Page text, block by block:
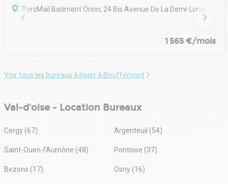
ParcMail Batiment Orion, 24 Bis Avenue De La Demi-Lune, 95700 Roissy-en-France
1 565 €/mois
Voir tous les bureaux à louer à Bouffémont
Val-d'oise - Location Bureaux
Cergy (67) Argenteuil (54)
Saint-Ouen-l'Aumône (48) Pontoise (37)
Bezons (17) Osny (16)